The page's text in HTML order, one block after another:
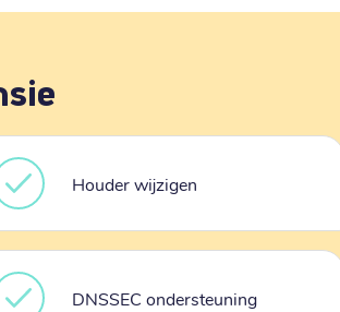
Houder wijzigen
DNSSEC ondersteuning